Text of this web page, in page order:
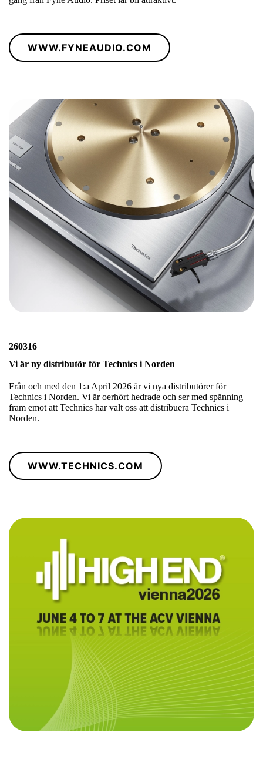
WWW.FYNEAUDIO.COM
260316
Vi är ny distributör för Technics i Norden
Från och med den 1:a April 2026 är vi nya distributörer för
Technics i Norden. Vi är oerhört hedrade och ser med spänning
fram emot att Technics har valt oss att distribuera Technics i
Norden.
WWW.TECHNICS.COM